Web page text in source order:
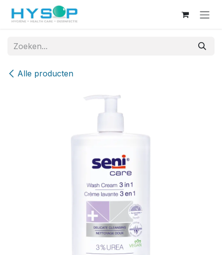
Overslaan naar inhoud
Alle producten